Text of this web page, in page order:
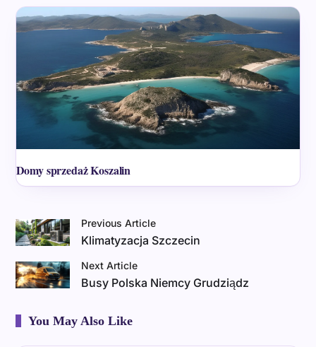
Domy sprzedaż Koszalin
Previous Article
Klimatyzacja Szczecin
Next Article
Busy Polska Niemcy Grudziądz
You May Also Like